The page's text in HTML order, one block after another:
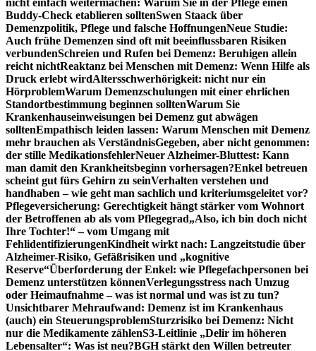
nicht einfach weitermachen: Warum Sie in der Pflege einen
Buddy-Check etablieren solltenSwen Staack über
Demenzpolitik, Pflege und falsche HoffnungenNeue Studie:
Auch frühe Demenzen sind oft mit beeinflussbaren Risiken
verbundenSchreien und Rufen bei Demenz: Beruhigen allein
reicht nichtReaktanz bei Menschen mit Demenz: Wenn Hilfe als
Druck erlebt wirdAltersschwerhörigkeit: nicht nur ein
HörproblemWarum Demenzschulungen mit einer ehrlichen
Standortbestimmung beginnen solltenWarum Sie
Krankenhauseinweisungen bei Demenz gut abwägen
solltenEmpathisch leiden lassen: Warum Menschen mit Demenz
mehr brauchen als VerständnisGegeben, aber nicht genommen:
der stille MedikationsfehlerNeuer Alzheimer-Bluttest: Kann
man damit den Krankheitsbeginn vorhersagen?Enkel betreuen
scheint gut fürs Gehirn zu seinVerhalten verstehen und
handhaben – wie geht man sachlich und kriteriumsgeleitet vor?
Pflegeversicherung: Gerechtigkeit hängt stärker vom Wohnort
der Betroffenen ab als vom Pflegegrad„Also, ich bin doch nicht
Ihre Tochter!“ – vom Umgang mit
FehlidentifizierungenKindheit wirkt nach: Langzeitstudie über
Alzheimer-Risiko, Gefäßrisiken und „kognitive
Reserve“Überforderung der Enkel: wie Pflegefachpersonen bei
Demenz unterstützen könnenVerlegungsstress nach Umzug
oder Heimaufnahme – was ist normal und was ist zu tun?
Unsichtbarer Mehraufwand: Demenz ist im Krankenhaus
(auch) ein SteuerungsproblemSturzrisiko bei Demenz: Nicht
nur die Medikamente zählenS3-Leitlinie „Delir im höheren
Lebensalter“: Was ist neu?BGH stärkt den Willen betreuter